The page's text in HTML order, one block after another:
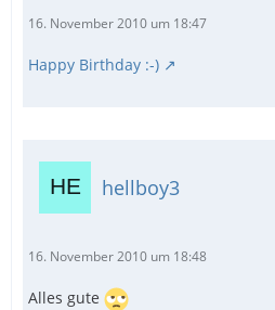
16. November 2010 um 18:47
Happy Birthday :-)
hellboy3
16. November 2010 um 18:48
Alles gute